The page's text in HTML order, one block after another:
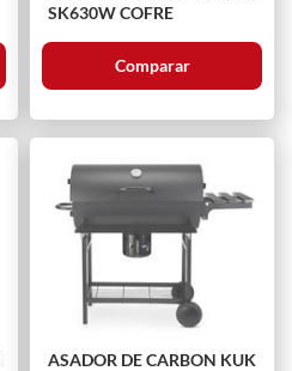
SK630W COFRE
Comparar
ASADOR DE CARBON KUK